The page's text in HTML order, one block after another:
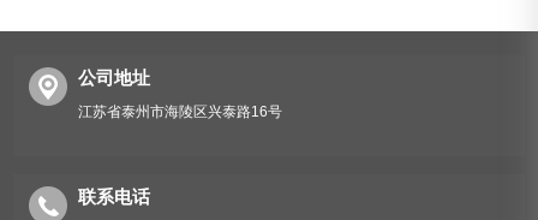
公司地址
江苏省泰州市海陵区兴泰路16号
联系电话